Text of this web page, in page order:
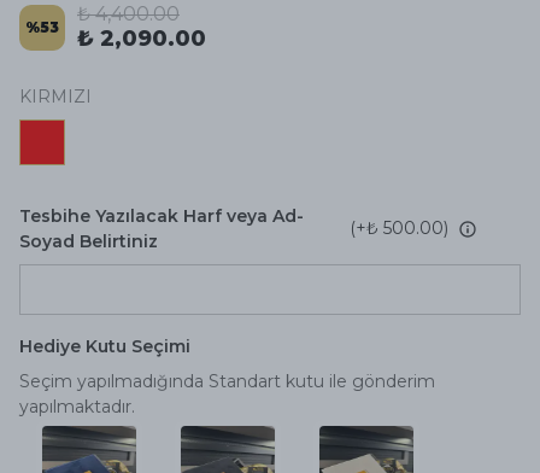
%53
₺ 4,400.00
₺ 2,090.00
KIRMIZI
Tesbihe Yazılacak Harf veya Ad-
Soyad Belirtiniz
(+₺ 500.00)
Hediye Kutu Seçimi
Seçim yapılmadığında Standart kutu ile gönderim
yapılmaktadır.